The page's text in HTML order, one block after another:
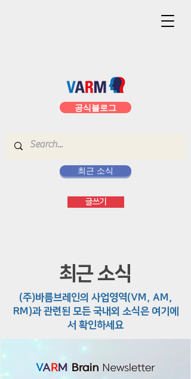
공식블로그
글쓰기
최근 소식
최근 소식
(주)바름브레인의 사업영역(VM, AM,
RM)과 관련된 모든 국내외 소식은 여기에
서 확인하세요